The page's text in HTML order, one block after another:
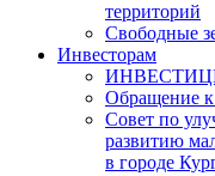
территорий
Свободные
Инвесторам
Обращение
Совет по
развитию
в городе